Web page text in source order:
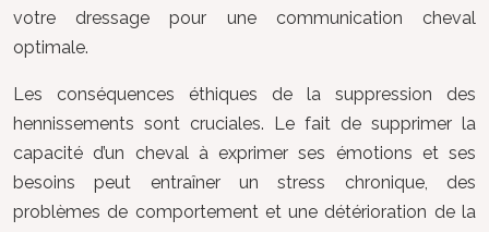
votre dressage pour une communication cheval
optimale.
Les conséquences éthiques de la suppression des
hennissements sont cruciales. Le fait de supprimer la
capacité d’un cheval à exprimer ses émotions et ses
besoins peut entraîner un stress chronique, des
problèmes de comportement et une détérioration de la